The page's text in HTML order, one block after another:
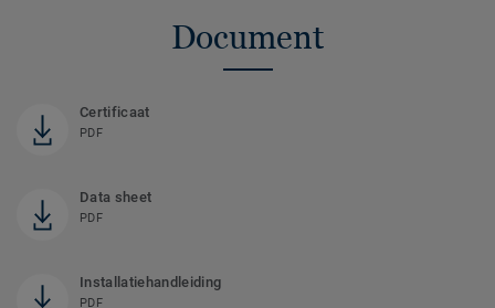
Document
Certificaat
PDF
Data sheet
PDF
Installatiehandleiding
PDF